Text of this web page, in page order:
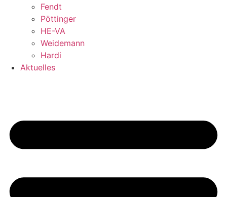
Fendt
Pöttinger
HE-VA
Weidemann
Hardi
Aktuelles